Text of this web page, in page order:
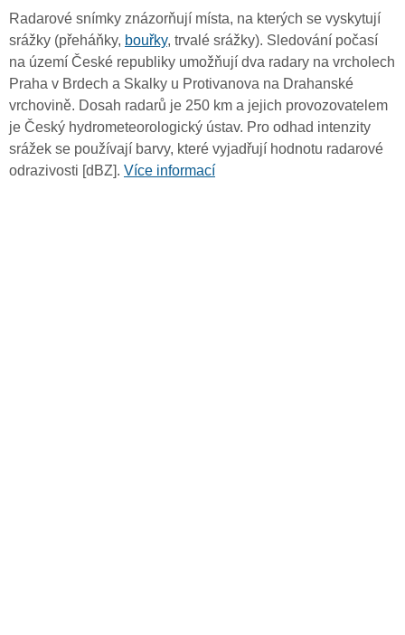
Radarové snímky znázorňují místa, na kterých se vyskytují
srážky (přeháňky, bouřky, trvalé srážky). Sledování počasí
na území České republiky umožňují dva radary na vrcholech
Praha v Brdech a Skalky u Protivanova na Drahanské
vrchovině. Dosah radarů je 250 km a jejich provozovatelem
je Český hydrometeorologický ústav. Pro odhad intenzity
srážek se používají barvy, které vyjadřují hodnotu radarové
odrazivosti [dBZ]. Více informací